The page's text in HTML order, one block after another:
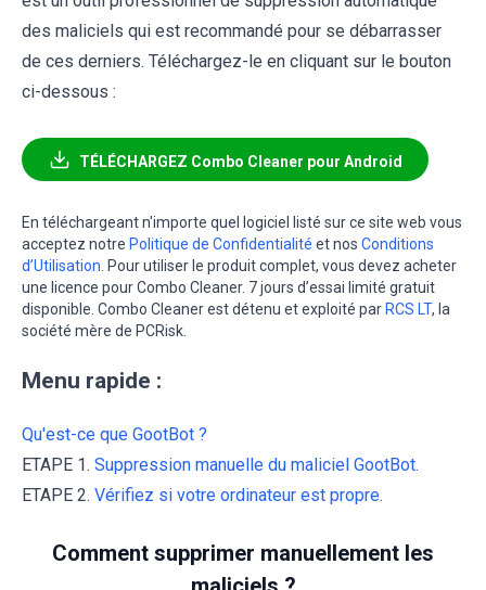
des maliciels qui est recommandé pour se débarrasser
de ces derniers. Téléchargez-le en cliquant sur le bouton
ci-dessous :
TÉLÉCHARGEZ Combo Cleaner pour Android
En téléchargeant n'importe quel logiciel listé sur ce site web vous
acceptez notre Politique de Confidentialité et nos Conditions
d’Utilisation . Pour utiliser le produit complet, vous devez acheter
une licence pour Combo Cleaner. 7 jours d’essai limité gratuit
disponible. Combo Cleaner est détenu et exploité par RCS LT, la
société mère de PCRisk.
Menu rapide :
Qu'est-ce que GootBot ?
ETAPE 1. Suppression manuelle du maliciel GootBot.
ETAPE 2. Vérifiez si votre ordinateur est propre.
Comment supprimer manuellement les